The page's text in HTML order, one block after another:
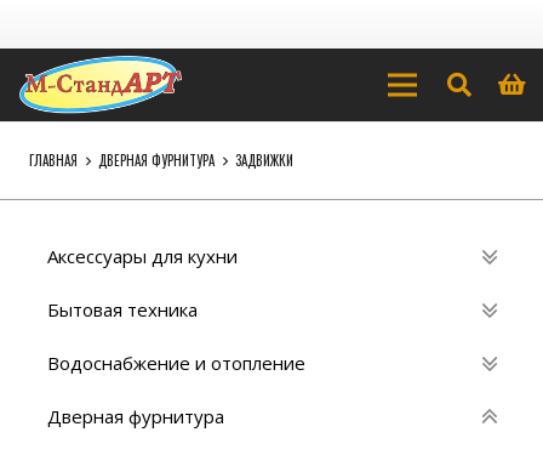
ГЛАВНАЯ ДВЕРНАЯ ФУРНИТУРА ЗАДВИЖКИ
Аксессуары для кухни
Бытовая техника
Водоснабжение и отопление
Дверная фурнитура